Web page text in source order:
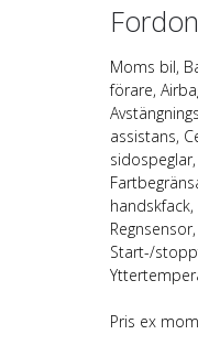
Moms bil,
förare,
assistans,
Start-/
Pris ex